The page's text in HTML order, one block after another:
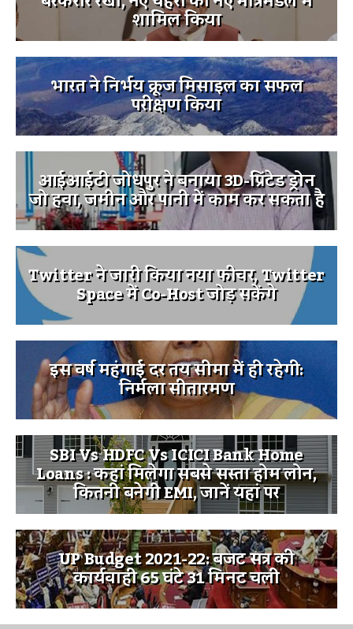
शामिल किया
भारत ने निर्भय क्रूज मिसाइल का सफल
परीक्षण किया
आईआईटी जोधपुर ने बनाया 3D-प्रिंटेड ड्रोन
जो हवा, जमीन और पानी में काम कर सकता है
Twitter ने जारी किया नया फीचर, Twitter
Space में Co-Host जोड़ सकेंगे
इस वर्ष महंगाई दर तय सीमा में ही रहेगी:
निर्मला सीतारमण
SBI Vs HDFC Vs ICICI Bank Home
Loans : कहां मिलेगा सबसे सस्ता होम लोन,
कितनी बनेगी EMI, जानें यहां पर
UP Budget 2021-22: बजट सत्र की
कार्यवाही 65 घंटे 31 मिनट चली